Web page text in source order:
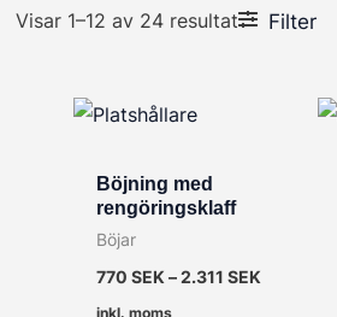
Visar 1–12 av 24 resultat Filter
Böjning med
rengöringsklaff
Böjar
770 SEK –2.311 SEK
inkl. moms